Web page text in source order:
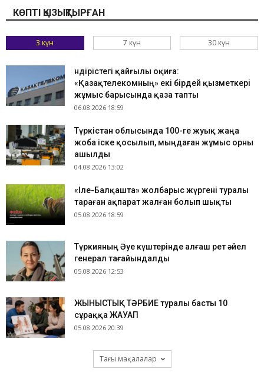
КӨПТІ ҚЫЗЫҚТЫРҒАН
3 күн 7 күн 30 күн
Өндірістегі қайғылы оқиға:
«Қазақтелекомның» екі бірдей қызметкері
жұмыс барысында қаза тапты
06.08.2026 18:59
Түркістан облысында 100-ге жуық жаңа
жоба іске қосылып, мыңдаған жұмыс орны
ашылды
04.08.2026 13:02
«Іле-Балқашта» жолбарыс жүргені туралы
тараған ақпарат жалған болып шықты
05.08.2026 18:59
Түркияның Әуе күштерінде алғаш рет әйел
генерал тағайындалды
05.08.2026 12:53
ЖЫНЫСТЫҚ ТӘРБИЕ туралы басты 10
сұраққа ЖАУАП
05.08.2026 20:39
Тағы мақалалар